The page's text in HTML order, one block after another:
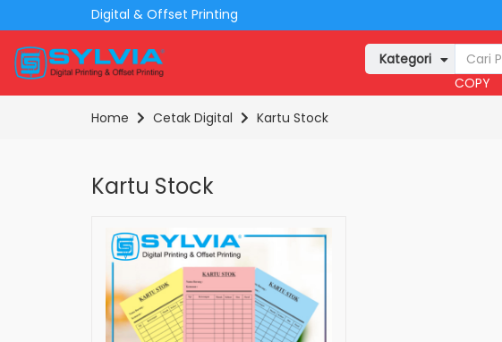
Digital & Offset Printing
Kategori
COPY
Home Cetak Digital Kartu Stock
Kartu Stock